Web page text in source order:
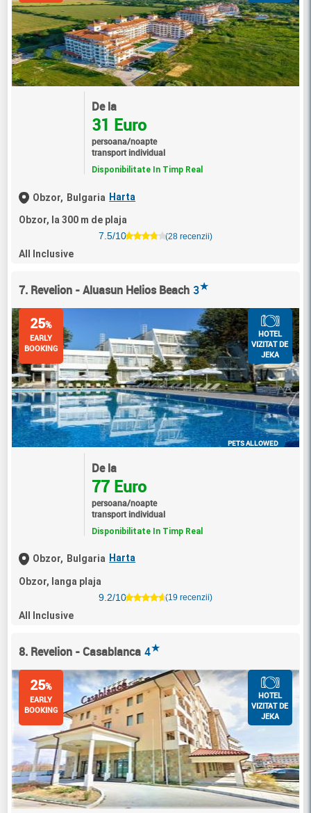
De la
31 Euro
persoana/noapte
transport individual
Disponibilitate In Timp Real
Obzor, Bulgaria Harta
Obzor, la 300 m de plaja
7.5/10
(28 recenzii)
All Inclusive
7. Revelion - Aluasun Helios Beach 3★
25%
EARLY
BOOKING
HOTEL
VIZITAT DE
JEKA
PETS ALLOWED
De la
77 Euro
persoana/noapte
transport individual
Disponibilitate In Timp Real
Obzor, Bulgaria Harta
Obzor, langa plaja
9.2/10
(19 recenzii)
All Inclusive
8. Revelion - Casablanca 4★
25%
EARLY
BOOKING
HOTEL
VIZITAT DE
JEKA